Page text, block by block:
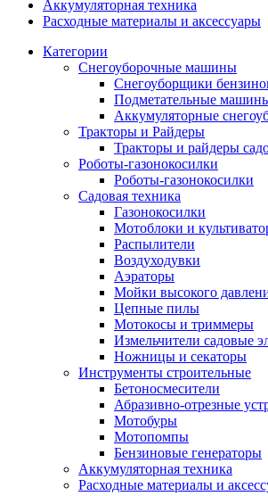
Аккумуляторная техника
Расходные материалы и аксессуары
Категории
Снегоуборочные машины
Снегоуборщики
Подметательные
Аккумуляторные
Тракторы и Райдеры
Тракторы и райдеры
Роботы-газонокосилки
Роботы-газонокосилки
Садовая техника
Газонокосилки
Мотоблоки и
Распылители
Воздуходувки
Аэраторы
Мойки высокого
Цепные пилы
Мотокосы и триммеры
Измельчители садовые
Ножницы и секаторы
Инструменты строительные
Бетоносмесители
Абразивно-отрезные
Мотобуры
Мотопомпы
Бензиновые генераторы
Аккумуляторная техника
Расходные материалы и